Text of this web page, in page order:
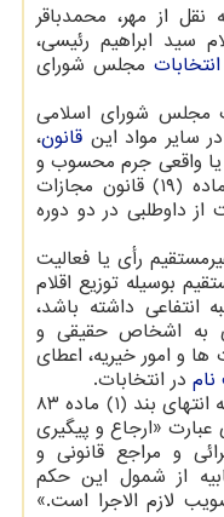
از مهر، محمدباقر
سید ابراهیم رئیسی،
انتخابات مجلس شورای
انتخابات مجلس شورای اسلامی
سایر مواد این قانون،
یا واقعی جرم محسوب و
مرتکب به مجازات درجه ۶ موضوع ماده (۱۹) قانون مجازات
داوطلبی در دو دوره
رأی یا فعالیت
بوسیله توزیع اقلام
انتفاعی داشته باشد،
به اشخاص حقیقی و
و امور خیریه، اعطای
در انتخابات.
آمده است: به انتهای بند (۱) ماده ۸۳
«ارجاع و پیگیری
و مراجع قانونی و
از شمول این حکم
لازم الاجرا است.»